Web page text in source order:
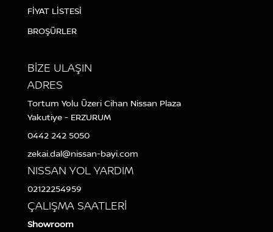
FİYAT LİSTESİ
BROŞÜRLER
BİZE ULAŞIN
ADRES
Tortum Yolu Üzeri Cihan Nissan Plaza
Yakutiye - ERZURUM
0442 242 5050
zekai.dal@nissan-bayi.com
NISSAN YOL YARDIM
02122254959
ÇALIŞMA SAATLERİ
Showroom